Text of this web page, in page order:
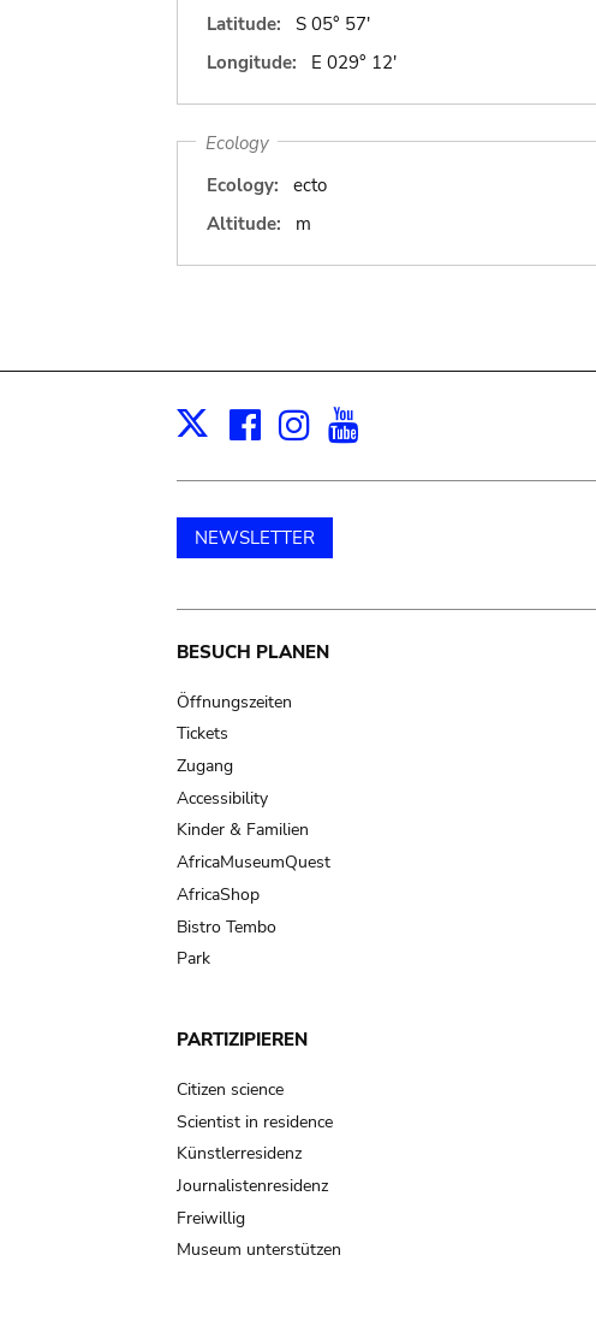
Latitude:
S 05° 57'
Longitude:
E 029° 12'
Ecology
Ecology:
ecto
Altitude:
m
X Facebook
Instagram
NEWSLETTER
Main
navigation
BESUCH PLANEN
Öffnungszeiten
Tickets
Zugang
Accessibility
Kinder & Familien
AfricaMuseumQuest
AfricaShop
Bistro Tembo
Park
PARTIZIPIEREN
Citizen science
Scientist in residence
Künstlerresidenz
Journalistenresidenz
Freiwillig
Museum unterstützen